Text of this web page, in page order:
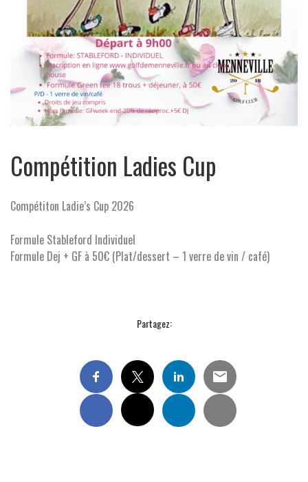
Compétition Ladies Cup
Compétiton Ladie’s Cup 2026
Formule Stableford Individuel
Formule Dej + GF à 50€ (Plat/dessert – 1 verre de vin / café)
Partagez: